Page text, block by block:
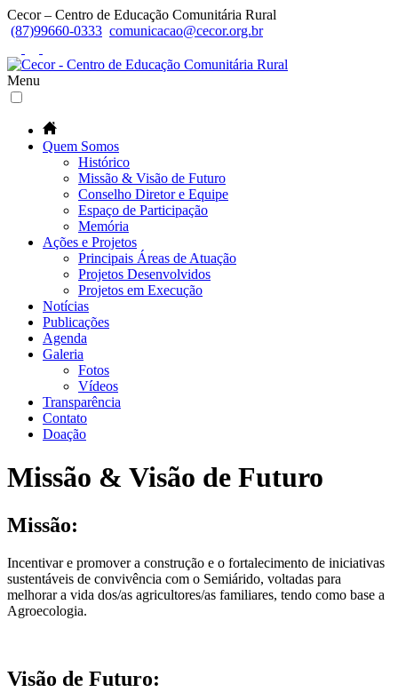
Cecor – Centro de Educação Comunitária Rural
(87)99660-0333 comunicacao@cecor.org.br
Menu
Quem Somos
Histórico
Missão & Visão de Futuro
Conselho Diretor e Equipe
Espaço de Participação
Memória
Ações e Projetos
Principais Áreas de Atuação
Projetos Desenvolvidos
Projetos em Execução
Notícias
Publicações
Agenda
Galeria
Fotos
Vídeos
Transparência
Contato
Doação
Missão & Visão de Futuro
Missão:
Incentivar e promover a construção e o fortalecimento de iniciativas
sustentáveis de convivência com o Semiárido, voltadas para
melhorar a vida dos/as agricultores/as familiares, tendo como base a
Agroecologia.
Visão de Futuro: